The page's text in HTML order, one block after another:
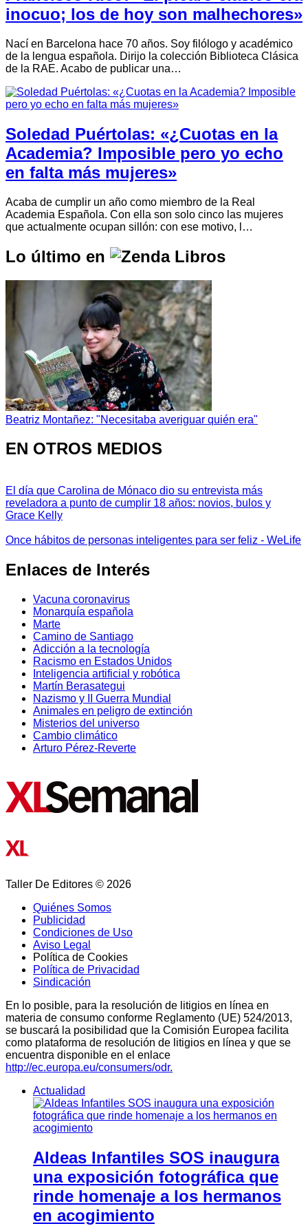
inocuo; los de hoy son malhechores»
Nací en Barcelona hace 70 años. Soy filólogo y académico
de la lengua española. Dirijo la colección Biblioteca Clásica
de la RAE. Acabo de publicar una…
Soledad Puértolas: «¿Cuotas en la
Academia? Imposible pero yo echo
en falta más mujeres»
Acaba de cumplir un año como miembro de la Real
Academia Española. Con ella son solo cinco las mujeres
que actualmente ocupan sillón: con ese motivo, l…
Lo último en
Beatriz Montañez: "Necesitaba averiguar quién era"
EN OTROS MEDIOS
El día que Carolina de Mónaco dio su entrevista más
reveladora a punto de cumplir 18 años: novios, bulos y
Grace Kelly
Once hábitos de personas inteligentes para ser feliz - WeLife
Enlaces de Interés
Vacuna coronavirus
Monarquía española
Marte
Camino de Santiago
Adicción a la tecnología
Racismo en Estados Unidos
Inteligencia artificial y robótica
Martín Berasategui
Nazismo y II Guerra Mundial
Animales en peligro de extinción
Misterios del universo
Cambio climático
Arturo Pérez-Reverte
Taller De Editores © 2026
Quiénes Somos
Publicidad
Condiciones de Uso
Aviso Legal
Política de Cookies
Política de Privacidad
Sindicación
En lo posible, para la resolución de litigios en línea en
materia de consumo conforme Reglamento (UE) 524/2013,
se buscará la posibilidad que la Comisión Europea facilita
como plataforma de resolución de litigios en línea y que se
encuentra disponible en el enlace
http://ec.europa.eu/consumers/odr.
Actualidad
Aldeas Infantiles SOS inaugura
una exposición fotográfica que
rinde homenaje a los hermanos
en acogimiento